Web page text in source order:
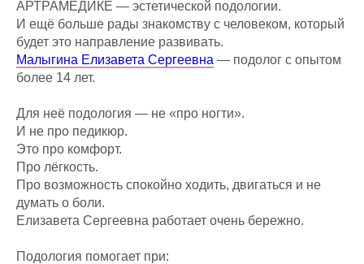
АРТРАМЕДИКЕ — эстетической подологии.
И ещё больше рады знакомству с человеком, который
будет это направление развивать.
Малыгина Елизавета Сергеевна — подолог с опытом
более 14 лет.
Для неё подология — не «про ногти».
И не про педикюр.
Это про комфорт.
Про лёгкость.
Про возможность спокойно ходить, двигаться и не
думать о боли.
Елизавета Сергеевна работает очень бережно.
Подология помогает при: